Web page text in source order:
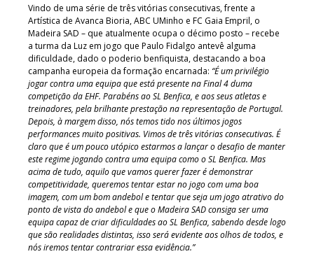
Vindo de uma série de três vitórias consecutivas, frente a
Artística de Avanca Bioria, ABC UMinho e FC Gaia Empril, o
Madeira SAD – que atualmente ocupa o décimo posto – recebe
a turma da Luz em jogo que Paulo Fidalgo antevê alguma
dificuldade, dado o poderio benfiquista, destacando a boa
campanha europeia da formação encarnada: “É um privilégio
jogar contra uma equipa que está presente na Final 4 duma
competição da EHF. Parabéns ao SL Benfica, e aos seus atletas e
treinadores, pela brilhante prestação na representação de Portugal.
Depois, à margem disso, nós temos tido nos últimos jogos
performances muito positivas. Vimos de três vitórias consecutivas. É
claro que é um pouco utópico estarmos a lançar o desafio de manter
este regime jogando contra uma equipa como o SL Benfica. Mas
acima de tudo, aquilo que vamos querer fazer é demonstrar
competitividade, queremos tentar estar no jogo com uma boa
imagem, com um bom andebol e tentar que seja um jogo atrativo do
ponto de vista do andebol e que o Madeira SAD consiga ser uma
equipa capaz de criar dificuldades ao SL Benfica, sabendo desde logo
que são realidades distintas, isso será evidente aos olhos de todos, e
nós iremos tentar contrariar essa evidência.”